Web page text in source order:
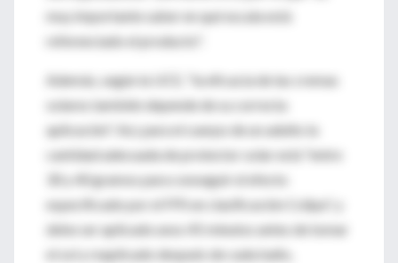
muy importante saber en qué escala está
referenciado el producto".
Además, según la UCE, "la eficacia de las cremas
solares también depende de su correcta
aplicación". Así, para el cuerpo de un adulto la
cantidad adecuada de protector solar está "entre
30 y 40 gramos para conseguir el efecto
especificado por el FPS en clasificación Colipa", y
debe ser aplicado unos 45 minutos antes de tomar
el sol y reaplicado después de cada baño,